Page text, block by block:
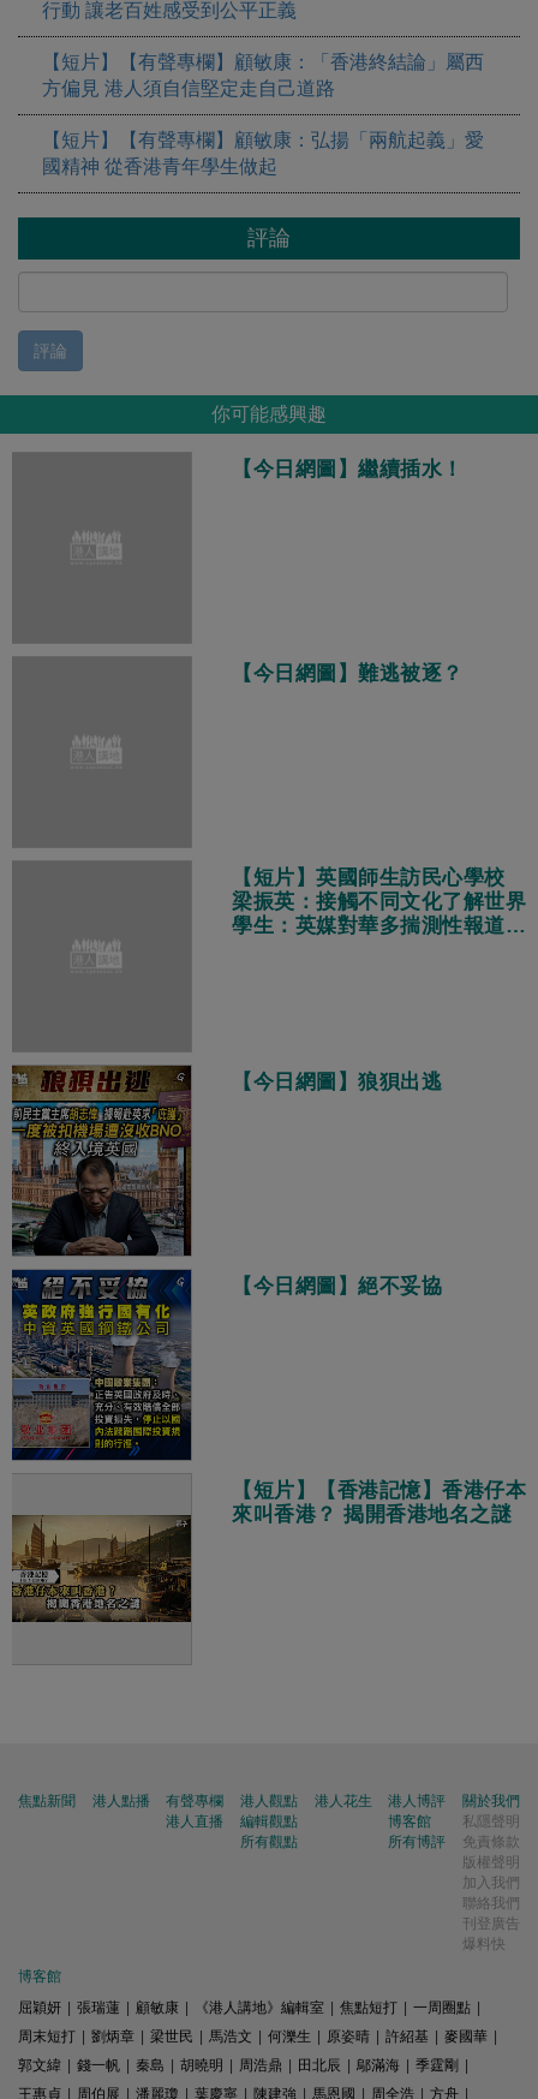
行動 讓老百姓感受到公平正義
【短片】【有聲專欄】顧敏康：「香港終結論」屬西
方偏見 港人須自信堅定走自己道路
【短片】【有聲專欄】顧敏康：弘揚「兩航起義」愛
國精神 從香港青年學生做起
評論
評論
你可能感興趣
【今日網圖】繼續插水！
【今日網圖】難逃被逐？
【短片】英國師生訪民心學校
梁振英：接觸不同文化了解世界
學生：英媒對華多揣測性報道
【今日網圖】狼狽出逃
【今日網圖】絕不妥協
【短片】【香港記憶】香港仔本
來叫香港？ 揭開香港地名之謎
焦點新聞 港人點播
有聲專欄
港人直播
港人觀點
編輯觀點
所有觀點
港人花生
港人博評
博客館
所有博評
關於我們
私隱聲明
免責條款
版權聲明
加入我們
聯絡我們
刊登廣告
爆料快
博客館
屈穎妍
張瑞蓮 顧敏康 《港人講地》編輯室 焦點短打 一周圈點
周末短打
劉炳章 梁世民 馬浩文 何濼生 原姿晴 許紹基 麥國華
郭文緯
錢一帆 秦島 胡曉明 周浩鼎 田北辰 鄔滿海 季霆剛
王惠貞
周伯展 潘麗瓊 葉慶寧 陳建強 馬恩國 周全浩 方舟